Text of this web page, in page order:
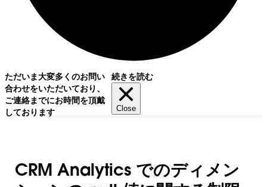
ただいま大変多くのお問い
合わせをいただいており、
ご連絡までにお時間を頂戴
しております
続きを読む
Close
CRM Analytics でのディメン